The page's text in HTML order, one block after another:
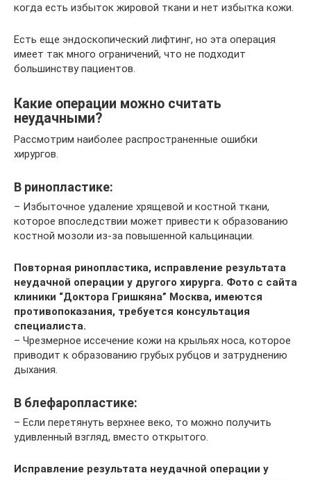
когда есть избыток жировой ткани и нет избытка кожи.
Есть еще эндоскопический лифтинг, но эта операция
имеет так много ограничений, что не подходит
большинству пациентов.
Какие операции можно считать
неудачными?
Рассмотрим наиболее распространенные ошибки
хирургов.
В ринопластике:
– Избыточное удаление хрящевой и костной ткани,
которое впоследствии может привести к образованию
костной мозоли из-за повышенной кальцинации.
Повторная ринопластика, исправление результата
неудачной операции у другого хирурга. Фото с сайта
клиники “Доктора Гришкяна” Москва, имеются
противопоказания, требуется консультация
специалиста.
– Чрезмерное иссечение кожи на крыльях носа, которое
приводит к образованию грубых рубцов и затруднению
дыхания.
В блефаропластике:
– Если перетянуть верхнее веко, то можно получить
удивленный взгляд, вместо открытого.
Исправление результата неудачной операции у